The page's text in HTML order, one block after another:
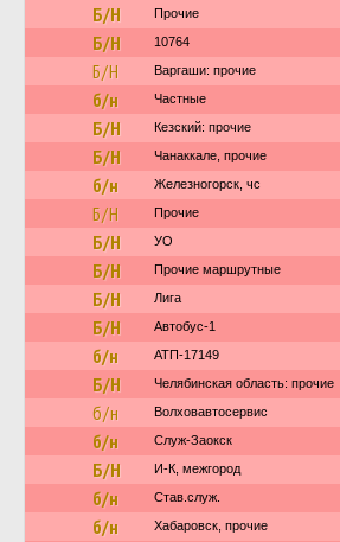
Б/Н Прочие
Б/Н 10764
Б/Н Варгаши: прочие
б/н Частные
Б/Н Кезский: прочие
Б/Н Чанаккале, прочие
б/н Железногорск, чс
Б/Н Прочие
Б/Н УО
Б/Н Прочие маршрутные
Б/Н Лига
Б/Н Автобус-1
б/н АТП-17149
Б/Н Челябинская область: прочие
б/н Волховавтосервис
б/н Служ-Заокск
Б/Н И-К, межгород
б/н Став.служ.
б/н Хабаровск, прочие